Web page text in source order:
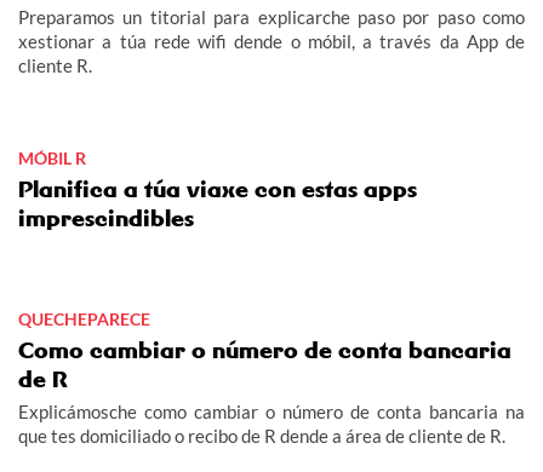
Preparamos un titorial para explicarche paso por paso como
xestionar a túa rede wifi dende o móbil, a través da App de
cliente R.
MÓBIL R
Planifica a túa viaxe con estas apps
imprescindibles
QUECHEPARECE
Como cambiar o número de conta bancaria
de R
Explicámosche como cambiar o número de conta bancaria na
que tes domiciliado o recibo de R dende a área de cliente de R.